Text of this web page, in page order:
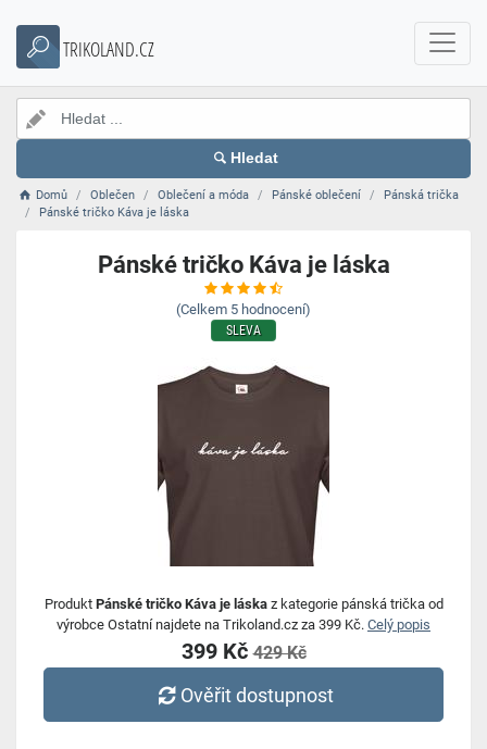
TRIKOLAND.CZ
Hledat
Domů Oblečen Oblečení a móda Pánské oblečení
Pánská trička
Pánské tričko Káva je láska
Pánské tričko Káva je láska
(Celkem 5 hodnocení)
SLEVA
Produkt Pánské tričko Káva je láskaz kategorie pánská trička od
výrobce Ostatní najdete na Trikoland.cz za 399 Kč. Celý popis
399 Kč429 Kč
Ověřit dostupnost